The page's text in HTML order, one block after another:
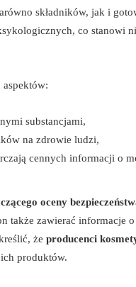
składników, jak i
co stanowi
substancjami,
na zdrowie ludzi,
cennych informacji o
oceny
zawierać informacje o
że producenci
produktów.